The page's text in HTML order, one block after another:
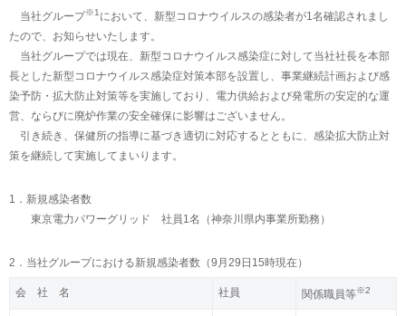
当社グループ※1 において、新型コロナウイルスの感染者が1名確認されまし
たので、お知らせいたします。
当社グループでは現在、新型コロナウイルス感染症に対して当社社長を本部
長とした新型コロナウイルス感染症対策本部を設置し、事業継続計画および感
染予防・拡大防止対策等を実施しており、電力供給および発電所の安定的な運
営、ならびに廃炉作業の安全確保に影響はございません。
引き続き、保健所の指導に基づき適切に対応するとともに、感染拡大防止対
策を継続して実施してまいります。
1．新規感染者数
東京電力パワーグリッド 社員1名（神奈川県内事業所勤務）
2．当社グループにおける新規感染者数（9月29日15時現在）
会 社 名 社員 関係職員等※2